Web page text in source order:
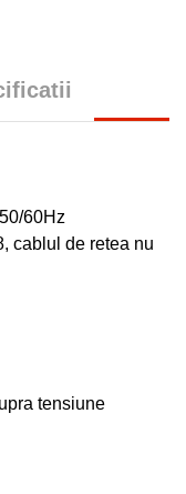
60Hz
cablul de retea nu
tensiune